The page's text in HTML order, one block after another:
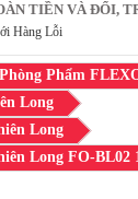
TIỀN VÀ ĐỔI,
Hàng Lỗi
Phẩm
Long
Long
Long FO-BL02